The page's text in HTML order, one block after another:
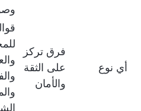
أي نوع
فرق تركز
على الثقة
والأمان